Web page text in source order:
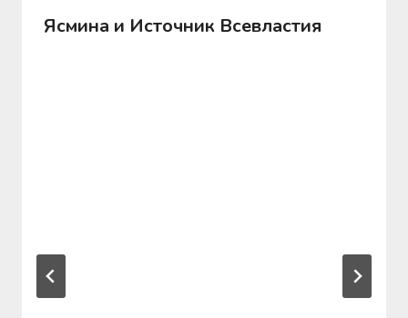
Ясмина и Источник Всевластия